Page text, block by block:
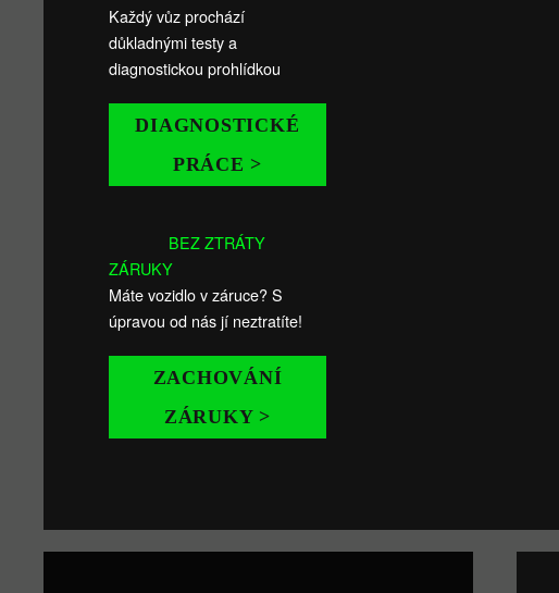
Každý vůz prochází
důkladnými testy a
diagnostickou prohlídkou
DIAGNOSTICKÉ
PRÁCE >
BEZ ZTRÁTY
ZÁRUKY
Máte vozidlo v záruce? S
úpravou od nás jí neztratíte!
ZACHOVÁNÍ
ZÁRUKY >